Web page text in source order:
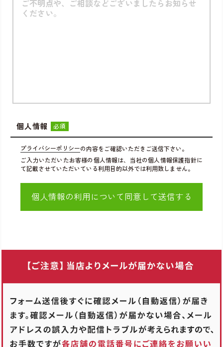
個人情報 必須
プライバシーポリシーの内容をご確認いただきご送信下さい。
ご入力いただいたお客様の個人情報は、当社の個人情報保護指針に
て記載させていただいている利用目的以外では利用致しません。